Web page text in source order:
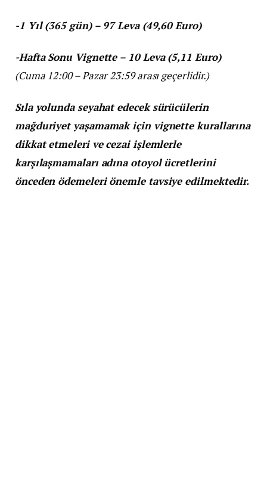
-1 Yıl (365 gün) – 97 Leva (49,60 Euro)
-Hafta Sonu Vignette – 10 Leva (5,11 Euro)
(Cuma 12:00 – Pazar 23:59 arası geçerlidir.)
Sıla yolunda seyahat edecek sürücülerin
mağduriyet yaşamamak için vignette kurallarına
dikkat etmeleri ve cezai işlemlerle
karşılaşmamaları adına otoyol ücretlerini
önceden ödemeleri önemle tavsiye edilmektedir.